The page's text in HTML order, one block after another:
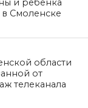
это
и вузы,
жизнь. Ради